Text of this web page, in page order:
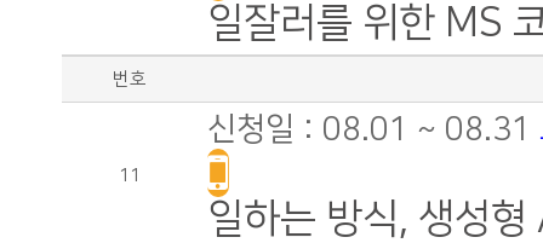
일잘러를 위한 MS
번호
11
신청일 : 08.01 ~ 08.31
일하는 방식, 생성